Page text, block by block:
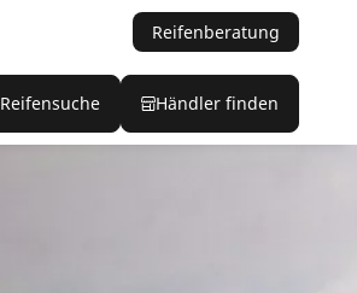
Reifenberatung
Reifensuche Händler finden